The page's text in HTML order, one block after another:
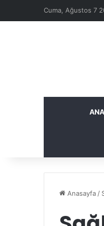
Cuma, Ağustos 7
Anasayfa /